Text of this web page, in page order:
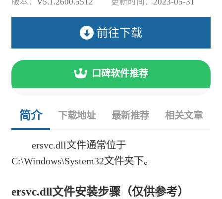
前往下载
口碑软件推荐
简介 下载地址 最新推荐 相关文章
ersvc.dll文件通常位于
C:\Windows\System32文件夹下。
ersvc.dll文件安装步骤（仅供参考）